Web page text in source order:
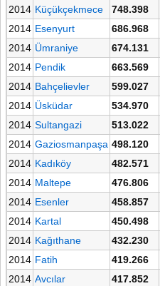
2014 Küçükçekmece 748.398
2014 Esenyurt 686.968
2014 Ümraniye 674.131
2014 Pendik 663.569
2014 Bahçelievler 599.027
2014 Üsküdar 534.970
2014 Sultangazi 513.022
2014 Gaziosmanpaşa 498.120
2014 Kadıköy 482.571
2014 Maltepe 476.806
2014 Esenler 458.857
2014 Kartal 450.498
2014 Kağıthane 432.230
2014 Fatih 419.266
2014 Avcılar 417.852